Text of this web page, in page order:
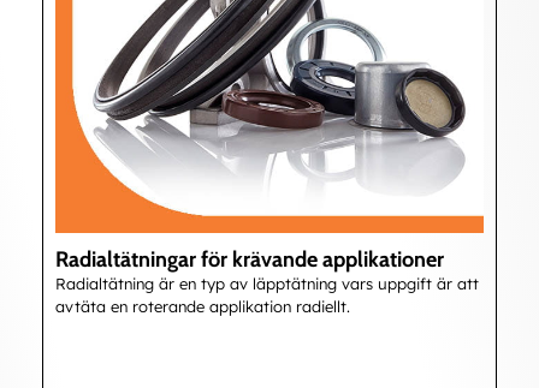
Radialtätningar för krävande applikationer
Radialtätning är en typ av läpptätning vars uppgift är att
avtäta en roterande applikation radiellt.